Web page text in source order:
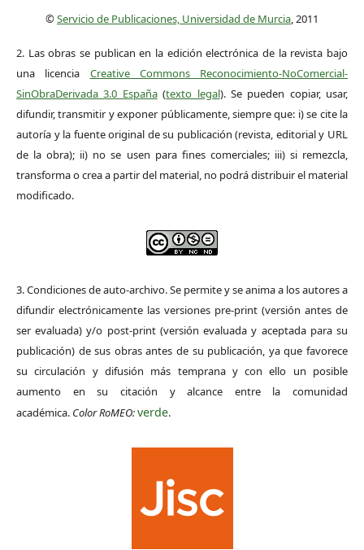
©Servicio de Publicaciones, Universidad de Murcia, 2011
2. Las obras se publican en la edición electrónica de la revista bajo
una licencia Creative Commons Reconocimiento-NoComercial-
SinObraDerivada 3.0 España(texto legal). Se pueden copiar, usar,
difundir, transmitir y exponer públicamente, siempre que: i) se cite la
autoría y la fuente original de su publicación (revista, editorial y URL
de la obra); ii) no se usen para fines comerciales; iii) si remezcla,
transforma o crea a partir del material, no podrá distribuir el material
modificado.
3. Condiciones de auto-archivo. Se permite y se anima a los autores a
difundir electrónicamente las versiones pre-print (versión antes de
ser evaluada) y/o post-print (versión evaluada y aceptada para su
publicación) de sus obras antes de su publicación, ya que favorece
su circulación y difusión más temprana y con ello un posible
aumento en su citación y alcance entre la comunidad
académica. Color RoMEO:verde.